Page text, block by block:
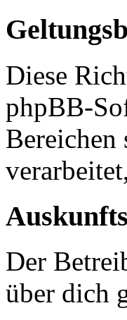
Diese
phpBB-
Bereichen
Der
über dich